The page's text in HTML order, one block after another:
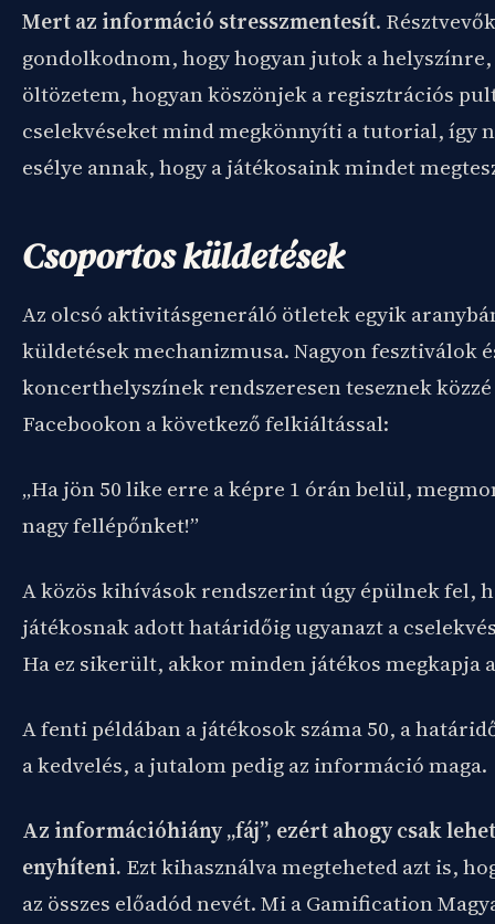
Mert az információ stresszmentesít.
gondolkodnom, hogy hogyan jutok a helyszínre,
öltözetem, hogyan köszönjek a regisztrációs
cselekvéseket mind megkönnyíti a tutorial, így
esélye annak, hogy a játékosaink mindet
Csoportos küldetések
Az olcsó aktivitásgeneráló ötletek egyik
küldetések mechanizmusa. Nagyon fesztiválok
koncerthelyszínek rendszeresen teseznek
Facebookon a következő felkiáltással:
„Ha jön 50 like erre a képre 1 órán belül,
nagy fellépőnket!”
A közös kihívások rendszerint úgy épülnek fel,
játékosnak adott határidőig ugyanazt a
Ha ez sikerült, akkor minden játékos megkapja
A fenti példában a játékosok száma 50, a
a kedvelés, a jutalom pedig az információ maga.
Az információhiány „fáj”, ezért ahogy csak
enyhíteni. Ezt kihasználva megteheted azt is,
az összes előadód nevét. Mi a Gamification